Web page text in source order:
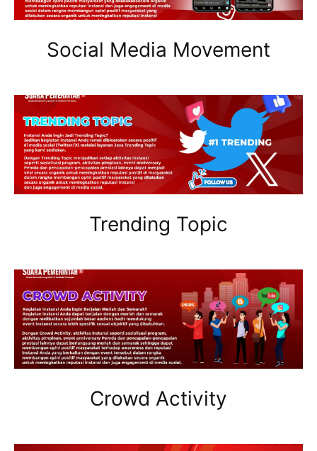
Social Media Movement
Trending Topic
Crowd Activity